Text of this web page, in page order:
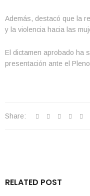
Además, destacó que la
y la violencia hacia las
El dictamen aprobado ha
presentación ante el
Share:
RELATED POST